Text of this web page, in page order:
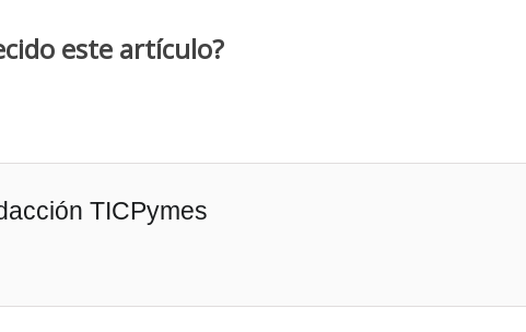
este artículo?
TICPymes